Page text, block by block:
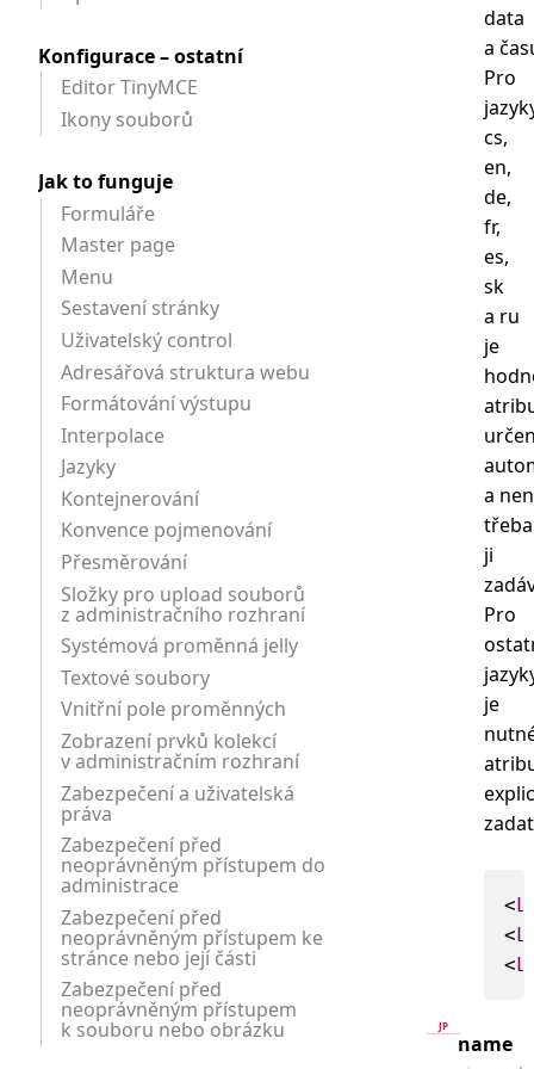
data
a
Pro
cs,
en,
de,
fr,
es,
sk
a ru
je
a
třeba
ji
Pro
je
<
<
<
name
Konfigurace – ostatní
Editor TinyMCE
Ikony souborů
Jak to funguje
Formuláře
Master page
Menu
Sestavení stránky
Uživatelský control
Adresářová struktura webu
Formátování výstupu
Interpolace
Jazyky
Kontejnerování
Konvence pojmenování
Přesměrování
Složky pro upload souborů
z administračního rozhraní
Systémová proměnná jelly
Textové soubory
Vnitřní pole proměnných
Zobrazení prvků kolekcí
v administračním rozhraní
Zabezpečení a uživatelská
práva
Zabezpečení před
neoprávněným přístupem do
administrace
Zabezpečení před
neoprávněným přístupem ke
stránce nebo její části
Zabezpečení před
neoprávněným přístupem
k souboru nebo obrázku